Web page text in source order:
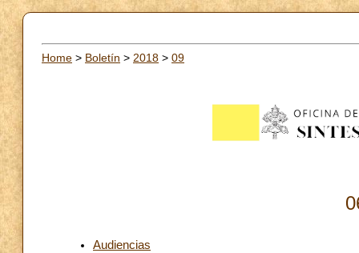
Home > Boletín > 2018 > 09
Audiencias